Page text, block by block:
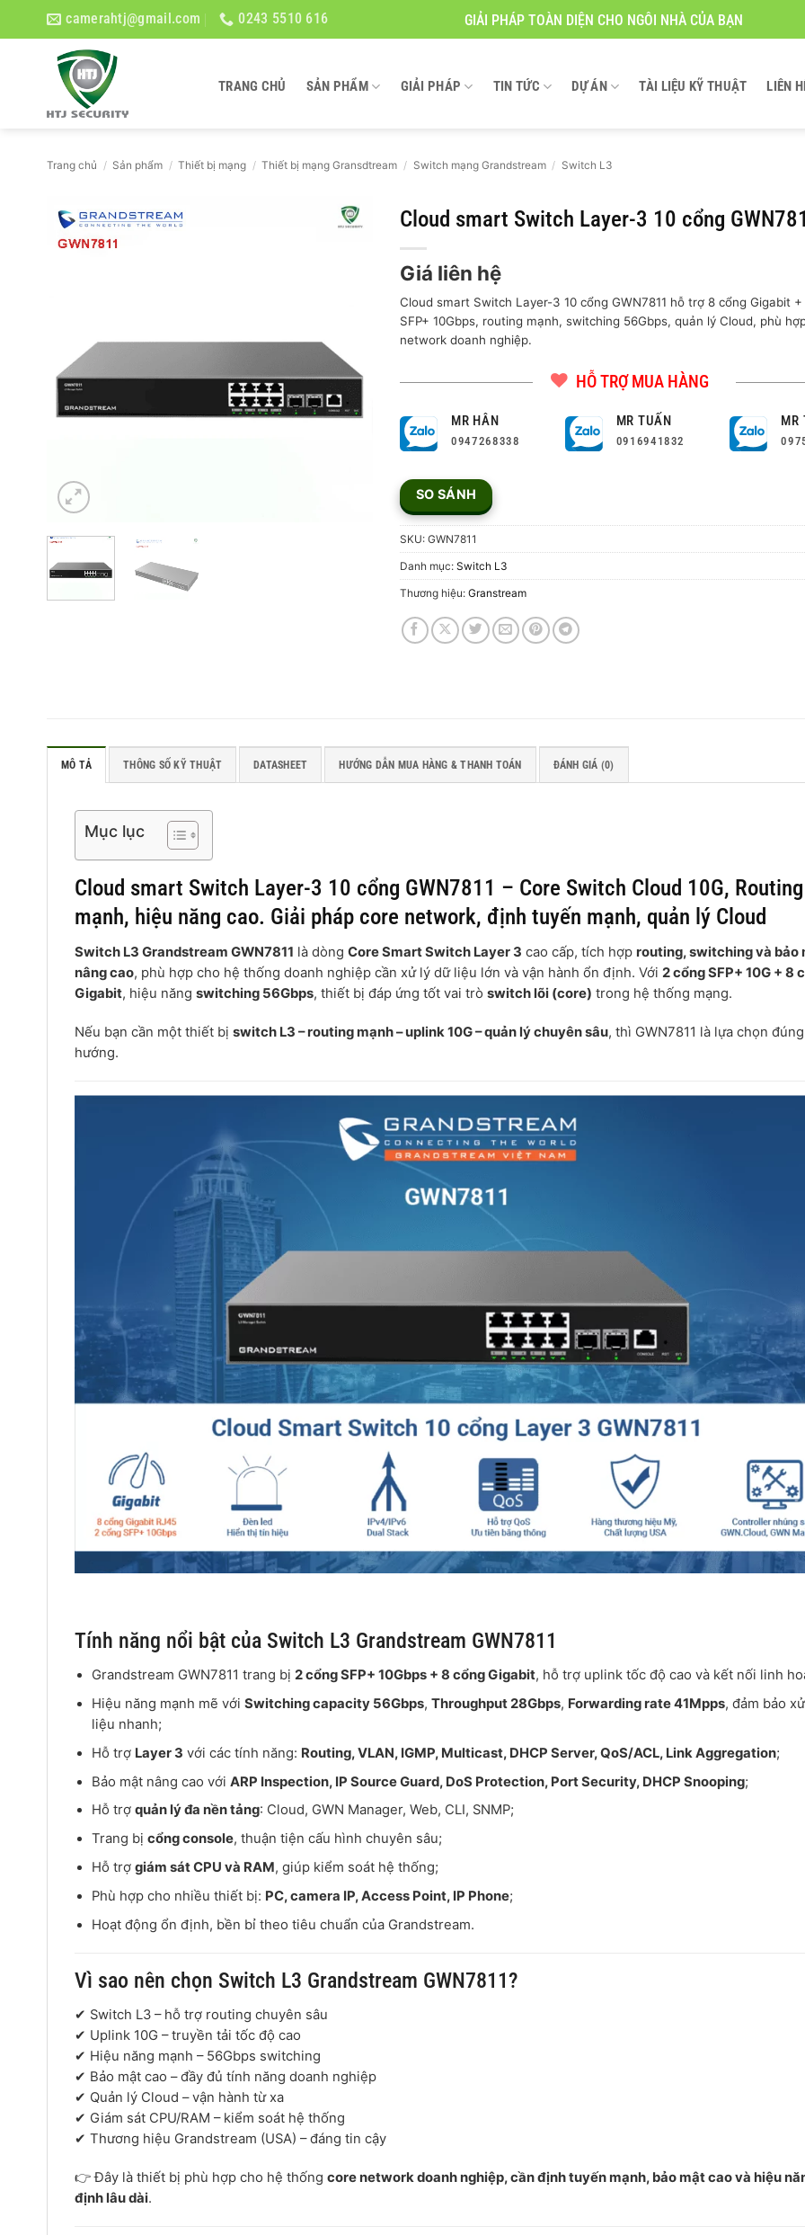
camerahtj@gmail.com 0243 5510 616 GIẢI PHÁP TOÀN DIỆN CHO NGÔI NHÀ CỦA BẠN
TRANG CHỦ SẢN PHẨM GIẢI PHÁP TIN TỨC DỰ ÁN TÀI LIỆU KỸ THUẬT LIÊN
Trang chủ / Sản phẩm / Thiết bị mạng / Thiết bị mạng Gransdtream / Switch mạng Grandstream / Switch L3
Cloud smart Switch Layer-3 10 cổng
Giá liên hệ
Cloud smart Switch Layer-3 10 cổng GWN7811 hỗ trợ 8 cổng Gigabit +
SFP+ 10Gbps, routing mạnh, switching 56Gbps, quản lý Cloud, phù
network doanh nghiệp.
HỖ TRỢ MUA HÀNG
MR HÂN
0947268338
MR TUẤN
0916941832
MR
SO SÁNH
SKU:GWN7811
Danh mục:Switch L3
Thương hiệu:Granstream
MÔ TẢ THÔNG SỐ KỸ THUẬT DATASHEET HƯỚNG DẪN MUA HÀNG & THANH TOÁN ĐÁNH GIÁ (0)
Mục lục
Cloud smart Switch Layer-3 10 cổng GWN7811 – Core Switch Cloud 10G, Routing
mạnh, hiệu năng cao. Giải pháp core network, định tuyến mạnh, quản lý Cloud
Switch L3 Grandstream GWN7811 là dòng Core Smart Switch Layer 3 cao cấp, tích hợp routing, switching và bảo
nâng cao, phù hợp cho hệ thống doanh nghiệp cần xử lý dữ liệu lớn và vận hành ổn định. Với 2 cổng SFP+ 10G + 8
Gigabit, hiệu năng switching 56Gbps, thiết bị đáp ứng tốt vai trò switch lõi (core) trong hệ thống mạng.
Nếu bạn cần một thiết bị switch L3 – routing mạnh – uplink 10G – quản lý chuyên sâu, thì GWN7811 là lựa chọn đúng
hướng.
Tính năng nổi bật của Switch L3 Grandstream GWN7811
Grandstream GWN7811 trang bị2 cổng SFP+ 10Gbps + 8 cổng Gigabit, hỗ trợ uplink tốc độ cao và kết nối linh
Hiệu năng mạnh mẽ vớiSwitching capacity 56Gbps,Throughput 28Gbps, Forwarding rate 41Mpps, đảm bảo
liệu nhanh;
Hỗ trợ Layer 3 với các tính năng: Routing, VLAN, IGMP, Multicast, DHCP Server, QoS/ACL, Link Aggregation;
Bảo mật nâng cao vớiARP Inspection, IP Source Guard, DoS Protection, Port Security, DHCP Snooping;
Hỗ trợquản lý đa nền tảng: Cloud, GWN Manager, Web, CLI, SNMP;
Trang bịcổng console, thuận tiện cấu hình chuyên sâu;
Hỗ trợgiám sát CPU và RAM, giúp kiểm soát hệ thống;
Phù hợp cho nhiều thiết bị: PC, camera IP, Access Point, IP Phone;
Hoạt động ổn định, bền bỉ theo tiêu chuẩn của Grandstream.
Vì sao nên chọn Switch L3 Grandstream GWN7811?
✔ Switch L3 – hỗ trợ routing chuyên sâu
✔ Uplink 10G – truyền tải tốc độ cao
✔ Hiệu năng mạnh – 56Gbps switching
✔ Bảo mật cao – đầy đủ tính năng doanh nghiệp
✔ Quản lý Cloud – vận hành từ xa
✔ Giám sát CPU/RAM – kiểm soát hệ thống
✔ Thương hiệu Grandstream (USA) – đáng tin cậy
👉 Đây là thiết bị phù hợp cho hệ thống core network doanh nghiệp, cần định tuyến mạnh, bảo mật cao và hiệu
định lâu dài.